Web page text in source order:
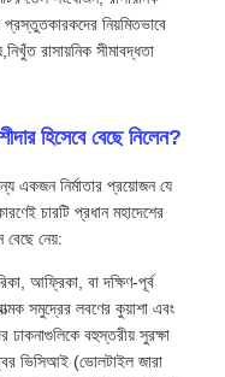
প্রস্তুতকারকদের নিয়মিতভাবে
রাসায়নিক সীমাবদ্ধতা
হিসেবে বেছে নিলেন?
একজন নির্মাতার প্রয়োজন যে
চারটি প্রধান মহাদেশের
বেছে নেয়:
আফ্রিকা, বা দক্ষিণ-পূর্ব
সমুদ্রের লবণের কুয়াশা এবং
বহুস্তরীয় সুরক্ষা
ভিসিআই (ভোলটাইল জারা